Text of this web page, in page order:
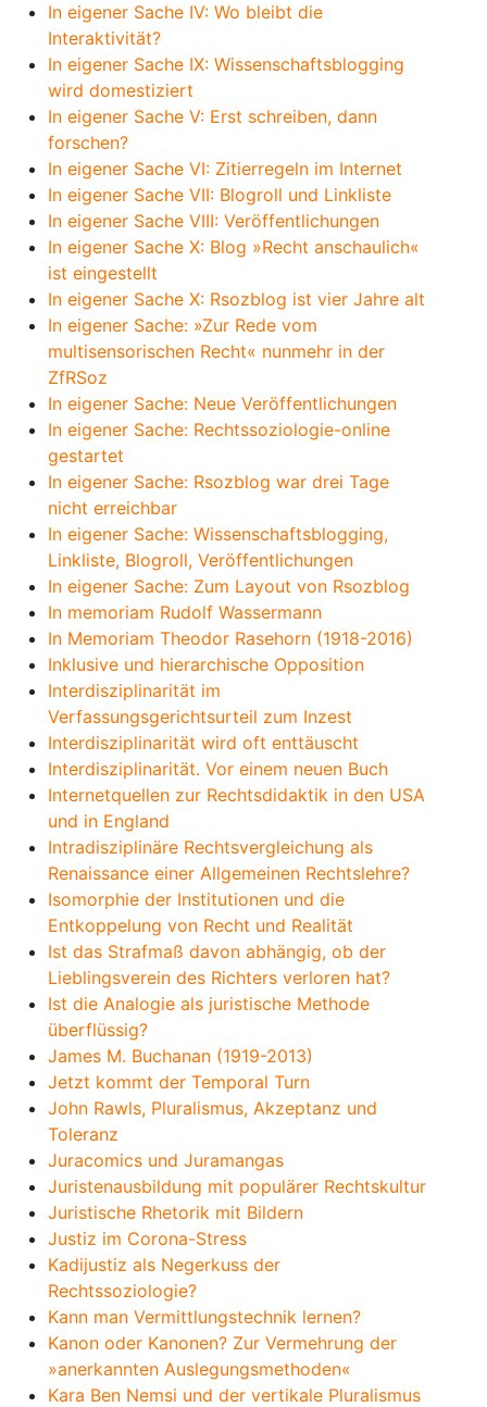
In eigener Sache IV: Wo bleibt die
Interaktivität?
In eigener Sache IX: Wissenschaftsblogging
wird domestiziert
In eigener Sache V: Erst schreiben, dann
forschen?
In eigener Sache VI: Zitierregeln im Internet
In eigener Sache VII: Blogroll und Linkliste
In eigener Sache VIII: Veröffentlichungen
In eigener Sache X: Blog »Recht anschaulich«
ist eingestellt
In eigener Sache X: Rsozblog ist vier Jahre alt
In eigener Sache: »Zur Rede vom
multisensorischen Recht« nunmehr in der
ZfRSoz
In eigener Sache: Neue Veröffentlichungen
In eigener Sache: Rechtssoziologie-online
gestartet
In eigener Sache: Rsozblog war drei Tage
nicht erreichbar
In eigener Sache: Wissenschaftsblogging,
Linkliste, Blogroll, Veröffentlichungen
In eigener Sache: Zum Layout von Rsozblog
In memoriam Rudolf Wassermann
In Memoriam Theodor Rasehorn (1918-2016)
Inklusive und hierarchische Opposition
Interdisziplinarität im
Verfassungsgerichtsurteil zum Inzest
Interdisziplinarität wird oft enttäuscht
Interdisziplinarität. Vor einem neuen Buch
Internetquellen zur Rechtsdidaktik in den USA
und in England
Intradisziplinäre Rechtsvergleichung als
Renaissance einer Allgemeinen Rechtslehre?
Isomorphie der Institutionen und die
Entkoppelung von Recht und Realität
Ist das Strafmaß davon abhängig, ob der
Lieblingsverein des Richters verloren hat?
Ist die Analogie als juristische Methode
überflüssig?
James M. Buchanan (1919-2013)
Jetzt kommt der Temporal Turn
John Rawls, Pluralismus, Akzeptanz und
Toleranz
Juracomics und Juramangas
Juristenausbildung mit populärer Rechtskultur
Juristische Rhetorik mit Bildern
Justiz im Corona-Stress
Kadijustiz als Negerkuss der
Rechtssoziologie?
Kann man Vermittlungstechnik lernen?
Kanon oder Kanonen? Zur Vermehrung der
»anerkannten Auslegungsmethoden«
Kara Ben Nemsi und der vertikale Pluralismus